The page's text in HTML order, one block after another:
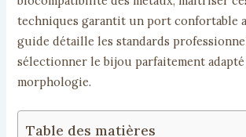
techniques garantit un port confortable
guide détaille les standards
sélectionner le bijou parfaitement
morphologie.
Table des matières